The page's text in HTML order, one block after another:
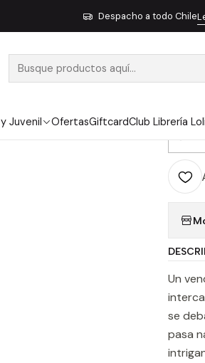
Juvenil OfertasGiftcardClub Librería
Despacho a todo Chile
Contemporánea Literatura Chilena
LA
Un
se
pasa